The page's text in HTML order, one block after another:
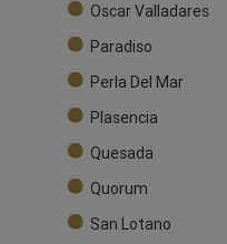
Oscar Valladares
Paradiso
Perla Del Mar
Plasencia
Quesada
Quorum
San Lotano